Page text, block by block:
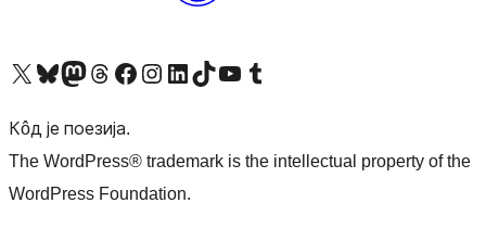
Visit our X (formerly Twitter) account
Посетите наш Bluesky налог
Visit our Mastodon account
Посетите наш налог на Threads-у Visit our Facebook pageПосетите наш Инстаграм налог
Visit our LinkedIn account
Посетите наш TikTok налог
Visit our YouTube channel
Посетите наш Tumblr налог
Кôд је поезија.
The WordPress® trademark is the intellectual property of the
WordPress Foundation.